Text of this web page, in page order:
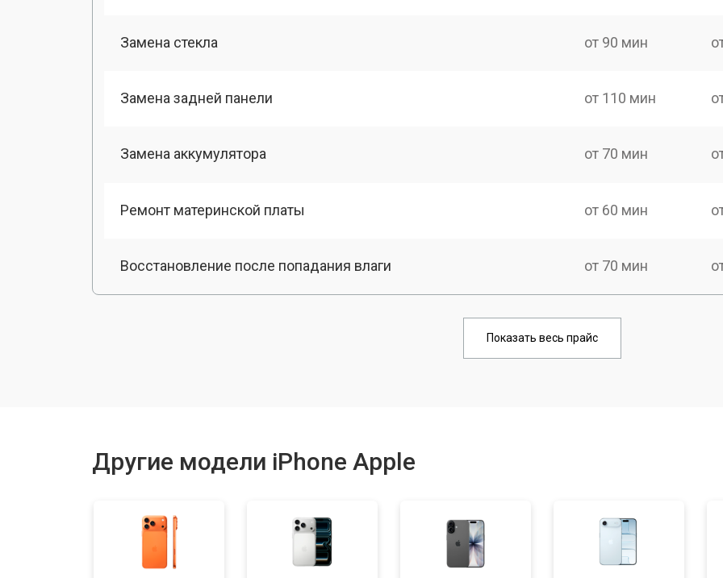
Замена стекла от 90 мин
Замена задней панели от 110 мин
Замена аккумулятора от 70 мин
Ремонт материнской платы от 60 мин
Восстановление после попадания влаги от 70 мин
от 80 мин
Замена разъема зарядки от 110 мин
Показать весь прайс
Другие модели iPhone Apple